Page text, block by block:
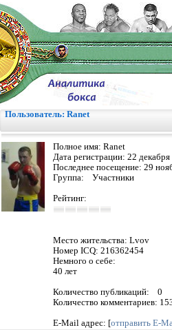
Пользователь: Ranet
Полное имя: Ranet
Дата регистрации: 22
Последнее посещение: 29
Группа: Участники
Рейтинг:
Место жительства: Lvov
Номер ICQ: 216362454
Немного о себе:
40 лет
Количество публикаций: 0
Количество комментариев:
E-Mail адрес: [отправить E-